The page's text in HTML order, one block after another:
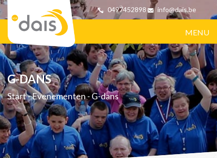
0497452898 info@dais.be
MENU
G-DANS
Start-Evenementen-G-dans